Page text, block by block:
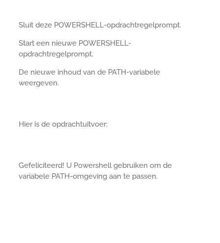
Sluit deze POWERSHELL-opdrachtregelprompt.
Start een nieuwe POWERSHELL-
opdrachtregelprompt.
De nieuwe inhoud van de PATH-variabele
weergeven.
Hier is de opdrachtuitvoer:
Gefeliciteerd! U Powershell gebruiken om de
variabele PATH-omgeving aan te passen.